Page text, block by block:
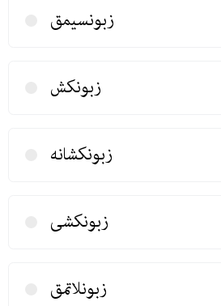
زبونسیمق
زبونكش
زبونكشانه
زبونكشی
زبونلاتمق